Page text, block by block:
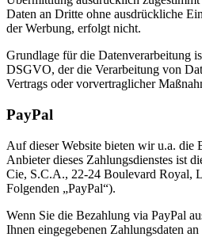
Daten an Dritte ohne ausdrückliche
der Werbung, erfolgt nicht.
Grundlage für die Datenverarbeitung
DSGVO, der die Verarbeitung von
Vertrags oder vorvertraglicher
PayPal
Auf dieser Website bieten wir u.a. die
Anbieter dieses Zahlungsdienstes ist
Cie, S.C.A., 22-24 Boulevard Royal,
Folgenden „PayPal“).
Wenn Sie die Bezahlung via PayPal
Ihnen eingegebenen Zahlungsdaten